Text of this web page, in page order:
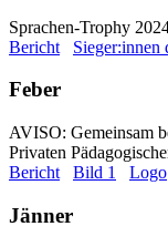
Sprachen-Trophy
Bericht
Sieger:innen
Feber
AVISO: Gemeinsam
Privaten
Bericht
Bild 1 Logo
Jänner